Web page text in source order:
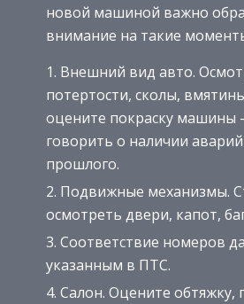
новой машиной важно
внимание на такие
Внешний вид авто.
потертости, сколы,
оцените покраску машины
говорить о наличии
прошлого.
Подвижные механизмы.
осмотреть двери, капот,
Соответствие номеров
указанным в ПТС.
Салон. Оцените обтяжку,